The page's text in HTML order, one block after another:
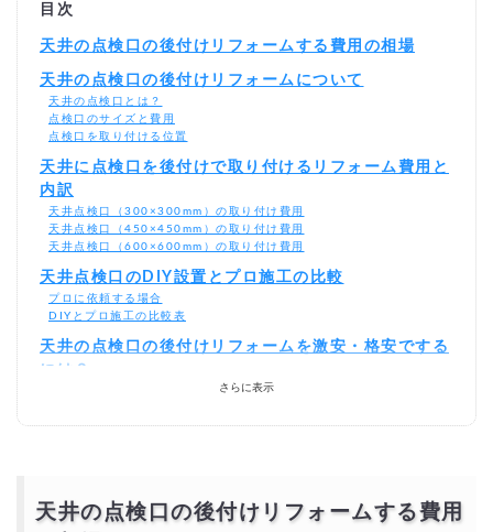
目次
天井の点検口の後付けリフォームする費用の相場
天井の点検口の後付けリフォームについて
天井の点検口とは？
点検口のサイズと費用
点検口を取り付ける位置
天井に点検口を後付けで取り付けるリフォーム費用と
内訳
天井点検口（300×300mm）の取り付け費用
天井点検口（450×450mm）の取り付け費用
天井点検口（600×600mm）の取り付け費用
天井点検口のDIY設置とプロ施工の比較
プロに依頼する場合
DIYとプロ施工の比較表
天井の点検口の後付けリフォームを激安・格安でする
には？
さらに表示
天井の点検口の後付けリフォームする費用